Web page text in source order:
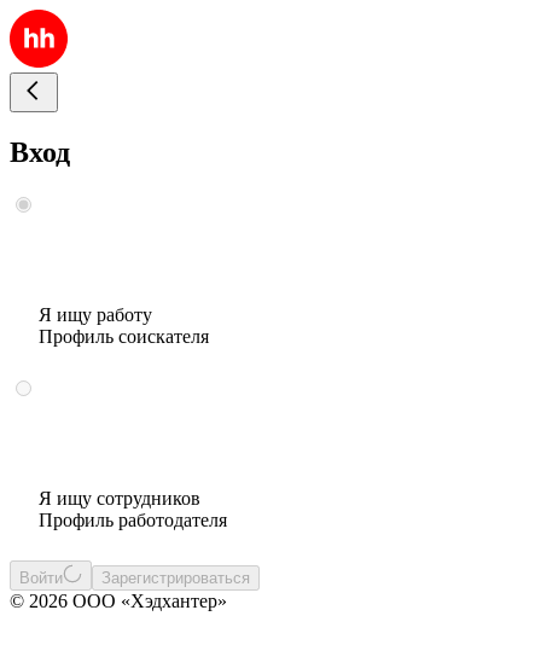
Вход
Я ищу работу
Профиль соискателя
Я ищу сотрудников
Профиль работодателя
Войти Зарегистрироваться
© 2026 ООО «Хэдхантер»